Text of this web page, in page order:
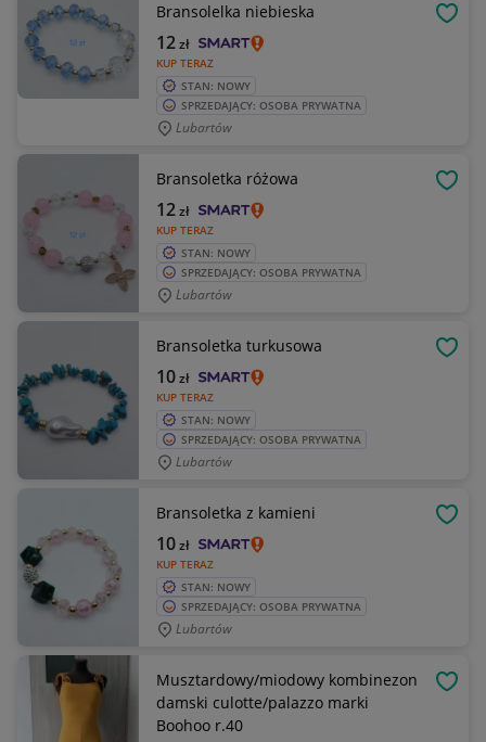
Bransolelka niebieska
KUP TERAZ
12zł
STAN: NOWY
SPRZEDAJĄCY: OSOBA PRYWATNA
Lubartów
Bransoletka różowa
KUP TERAZ
12zł
STAN: NOWY
SPRZEDAJĄCY: OSOBA PRYWATNA
Lubartów
Bransoletka turkusowa
KUP TERAZ
10zł
STAN: NOWY
SPRZEDAJĄCY: OSOBA PRYWATNA
Lubartów
Bransoletka z kamieni
KUP TERAZ
10zł
STAN: NOWY
SPRZEDAJĄCY: OSOBA PRYWATNA
Lubartów
Musztardowy/miodowy kombinezon
damski culotte/palazzo marki
Boohoo r.40